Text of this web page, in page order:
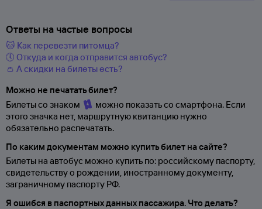
Ответы на частые вопросы
🐱 Как перевезти питомца?
🕔 Откуда и когда отправится автобус?
👛 А скидки на билеты есть?
Можно не печатать билет?
Билеты со знаком
можно показать со смартфона. Если
этого значка нет, маршрутную квитанцию нужно
обязательно распечатать.
По каким документам можно купить билет на сайте?
Билеты на автобус можно купить по: российскому паспорту,
свидетельству о рождении, иностранному документу,
заграничному паспорту РФ.
Я ошибся в паспортных данных пассажира. Что делать?